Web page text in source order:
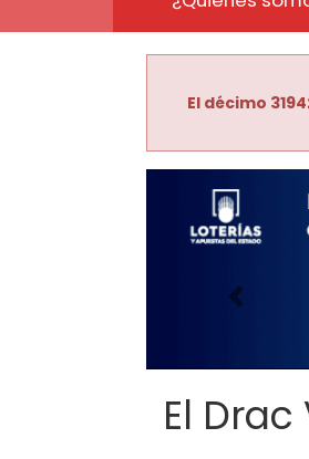
El décimo
Imagen
El